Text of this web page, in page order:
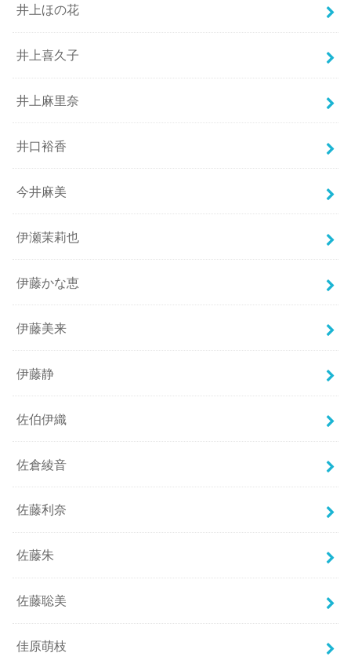
井上ほの花
井上喜久子
井上麻里奈
井口裕香
今井麻美
伊瀬茉莉也
伊藤かな恵
伊藤美来
伊藤静
佐伯伊織
佐倉綾音
佐藤利奈
佐藤朱
佐藤聡美
佳原萌枝